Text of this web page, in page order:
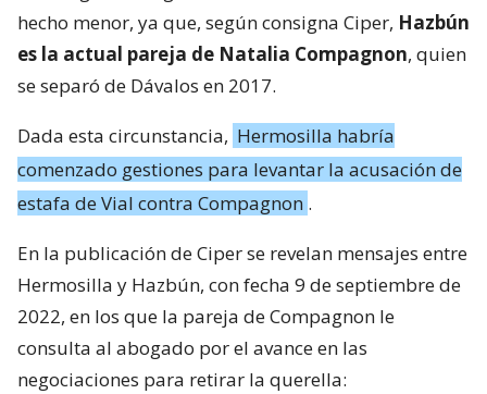
hecho menor, ya que, según consigna Ciper, Hazbún
es la actual pareja de Natalia Compagnon, quien
se separó de Dávalos en 2017.
Dada esta circunstancia, Hermosilla habría
comenzado gestiones para levantar la acusación de
estafa de Vial contra Compagnon .
En la publicación de Ciper se revelan mensajes entre
Hermosilla y Hazbún, con fecha 9 de septiembre de
2022, en los que la pareja de Compagnon le
consulta al abogado por el avance en las
negociaciones para retirar la querella: